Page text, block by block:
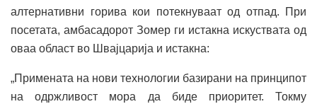
алтернативни горива кои потекнуваат од отпад. При
посетата, амбасадорот Зомер ги истакна искуствата од
оваа област во Швајцарија и истакна:
„Примената на нови технологии базирани на принципот
на одржливост мора да биде приоритет. Токму